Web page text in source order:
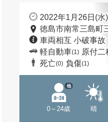
2022年1月26日(水
徳島市南常三島町
車両相互 小破事故
軽自動車(1) 原付二
死亡(0) 負傷(1)
0～24歳
他
晴